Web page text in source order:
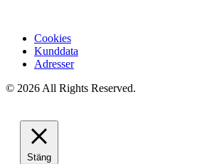
Cookies
Kunddata
Adresser
© 2026 All Rights Reserved.
Stäng